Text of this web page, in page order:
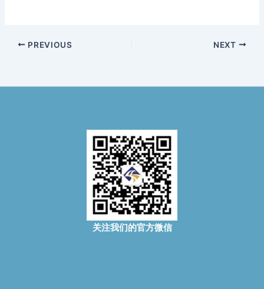
PREVIOUS NEXT
关注我们的官方微信